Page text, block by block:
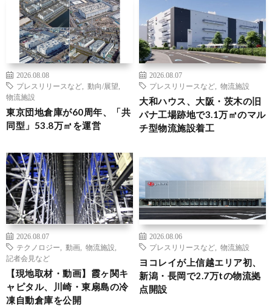
2026.08.08
プレスリリースなど
動向/展望
物流施設
東京団地倉庫が60周年、「共
同型」53.8万㎡を運営
2026.08.07
プレスリリースなど
物流施設
大和ハウス、大阪・茨木の旧
パナ工場跡地で3.1万㎡のマル
チ型物流施設着工
2026.08.07
テクノロジー
動画 物流施設
記者会見など
【現地取材・動画】霞ヶ関キ
ャピタル、川崎・東扇島の冷
凍自動倉庫を公開
2026.08.06
プレスリリースなど
物流施設
ヨコレイが上信越エリア初、
新潟・長岡で2.7万tの物流拠
点開設